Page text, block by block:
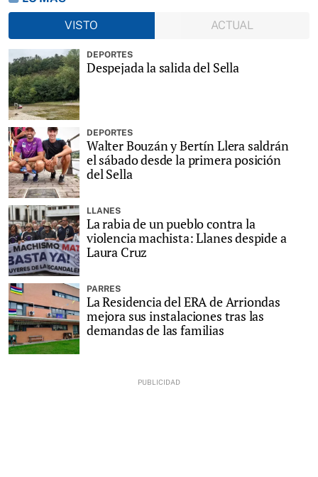
VISTO
ACTUAL
DEPORTES
Despejada la salida del Sella
DEPORTES
Walter Bouzán y Bertín Llera saldrán
el sábado desde la primera posición
del Sella
LLANES
La rabia de un pueblo contra la
violencia machista: Llanes despide a
Laura Cruz
PARRES
La Residencia del ERA de Arriondas
mejora sus instalaciones tras las
demandas de las familias